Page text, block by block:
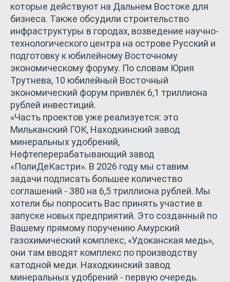
которые действуют на Дальнем Востоке для
бизнеса. Также обсудили строительство
инфраструктуры в городах, возведение научно-
технологического центра на острове Русский и
подготовку к юбилейному Восточному
экономическому форуму. По словам Юрия
Трутнева, 10 юбилейный Восточный
экономический форум привлёк 6,1 триллиона
рублей инвестиций.
«Часть проектов уже реализуется: это
Мильканский ГОК, Находкинский завод
минеральных удобрений,
Нефтеперерабатывающий завод
«ПолиДеКастри». В 2026 году мы ставим
задачи подписать большее количество
соглашений - 380 на 6,5 триллиона рублей. Мы
хотели бы попросить Вас принять участие в
запуске новых предприятий. Это созданный по
Вашему прямому поручению Амурский
газохимический комплекс, «Удоканская медь»,
они там вводят комплекс по производству
катодной меди. Находкинский завод
минеральных удобрений - первую очередь.